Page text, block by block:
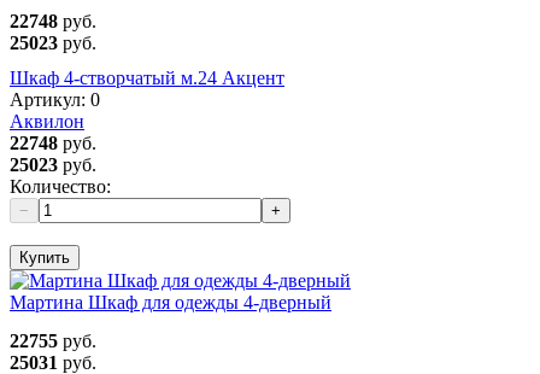
22748 руб.
25023 руб.
Шкаф 4-створчатый м.24 Акцент
Артикул: 0
Аквилон
22748 руб.
25023 руб.
Количество:
− +
Купить
Мартина Шкаф для одежды 4-дверный
22755 руб.
25031 руб.